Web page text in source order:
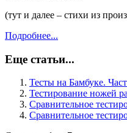
(тут и далее – стихи из
Подробнее...
Еще статьи...
Тесты на Бамбуке.
Тестирование ножей
Сравнительное
Сравнительное